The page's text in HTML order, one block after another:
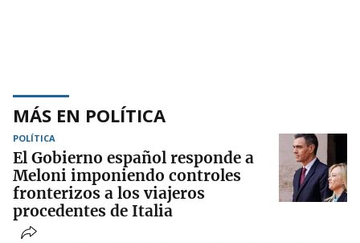
MÁS EN POLÍTICA
POLÍTICA
El Gobierno español responde a
Meloni imponiendo controles
fronterizos a los viajeros
procedentes de Italia